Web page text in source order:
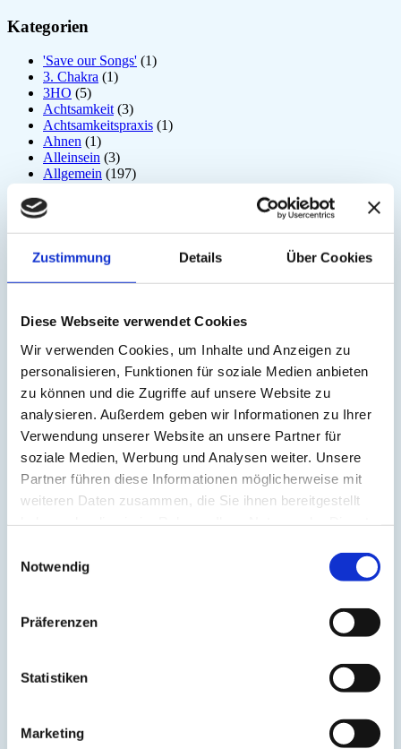
Zustimmung Details Über Cookies
Diese Webseite verwendet Cookies
Wir verwenden Cookies, um Inhalte und Anzeigen zu
personalisieren, Funktionen für soziale Medien anbieten
zu können und die Zugriffe auf unsere Website zu
analysieren. Außerdem geben wir Informationen zu Ihrer
Verwendung unserer Website an unsere Partner für
soziale Medien, Werbung und Analysen weiter. Unsere
Partner führen diese Informationen möglicherweise mit
weiteren Daten zusammen, die Sie ihnen bereitgestellt
Notwendig
Präferenzen
Statistiken
Marketing
Kategorien
'Save our Songs' (1)
3. Chakra (1)
3HO (5)
Achtsamkeit (3)
Achtsamkeitspraxis (1)
Ahnen (1)
Alleinsein (3)
Allgemein (197)
Angst
Arjuna
Astrologie(1)
Atem(41)
(3)
Atom(1)
Aura(2)
Ayurveda(6)
Balance(5)
Beinmuskulatur
Beinpflege(1)
Berührung(1)
Besinnlichkeit(1)
Bewusstheit
Bewusstsein(2)
Beziehung(5)
Bhagavad Gita (2)
Body-Positivity(3)
Chakra(6)
Chinesische Astrologie
Darm(2)
Der nach unten schauende Hund
Drittes Auge